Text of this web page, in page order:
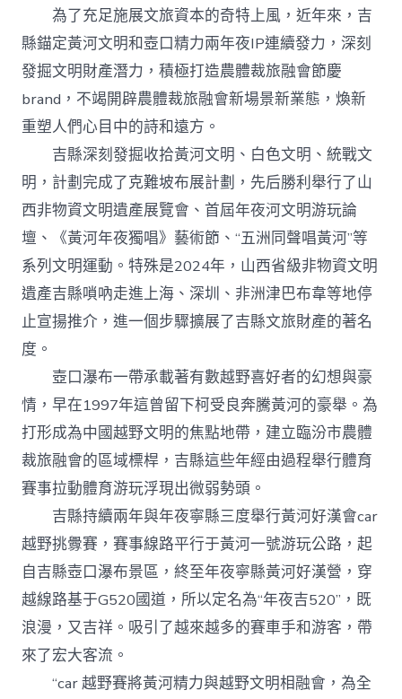
為了充足施展文旅資本的奇特上風，近年來，吉
縣錨定黃河文明和壺口精力兩年夜IP連續發力，深刻
發掘文明財產潛力，積極打造農體裁旅融會節慶
brand，不竭開辟農體裁旅融會新場景新業態，煥新
重塑人們心目中的詩和遠方。
吉縣深刻發掘收拾黃河文明、白色文明、統戰文
明，計劃完成了克難坡布展計劃，先后勝利舉行了山
西非物資文明遺產展覽會、首屆年夜河文明游玩論
壇、《黃河年夜獨唱》藝術節、“五洲同聲唱黃河”等
系列文明運動。特殊是2024年，山西省級非物資文明
遺產吉縣嗩吶走進上海、深圳、非洲津巴布韋等地停
止宣揚推介，進一個步驟擴展了吉縣文旅財產的著名
度。
壺口瀑布一帶承載著有數越野喜好者的幻想與豪
情，早在1997年這曾留下柯受良奔騰黃河的豪舉。為
打形成為中國越野文明的焦點地帶，建立臨汾市農體
裁旅融會的區域標桿，吉縣這些年經由過程舉行體育
賽事拉動體育游玩浮現出微弱勢頭。
吉縣持續兩年與年夜寧縣三度舉行黃河好漢會car
越野挑釁賽，賽事線路平行于黃河一號游玩公路，起
自吉縣壺口瀑布景區，終至年夜寧縣黃河好漢營，穿
越線路基于G520國道，所以定名為“年夜吉520”，既
浪漫，又吉祥。吸引了越來越多的賽車手和游客，帶
來了宏大客流。
“car 越野賽將黃河精力與越野文明相融會，為全